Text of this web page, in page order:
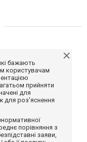
бажають
користувачам
прийняти
для
для роз'яснення
порівняння з
заяви,